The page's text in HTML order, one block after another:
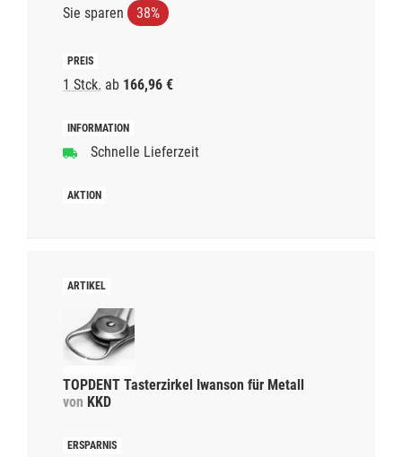
Sie sparen 38%
1 Stck. ab 166,96 €
Schnelle Lieferzeit
TOPDENT Tasterzirkel Iwanson für Metall
von KKD